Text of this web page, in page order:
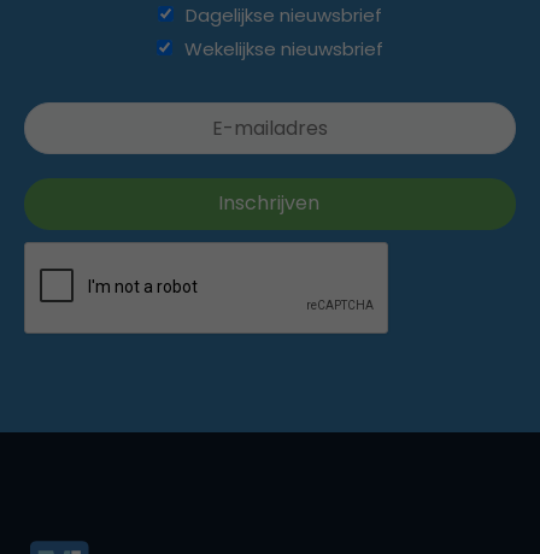
Dagelijkse nieuwsbrief
Wekelijkse nieuwsbrief